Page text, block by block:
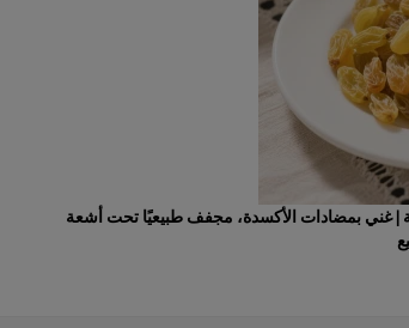
الجودة الوصف
| غني بمضادات الأكسدة، مجفف طبيعيًا تحت أشعة